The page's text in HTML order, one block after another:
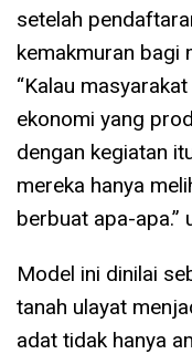
setelah
kemakmuran bagi
“Kalau
ekonomi yang
dengan kegiatan
mereka hanya
berbuat apa-apa.”
Model ini dinilai
tanah ulayat
adat tidak hanya